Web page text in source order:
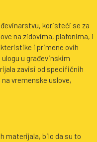
koristeći se za
na zidovima, plafonima, i
i primene ovih
u građevinskim
zavisi od specifičnih
vremenske uslove,
materijala, bilo da su to